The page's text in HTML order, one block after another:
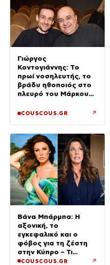
Γιώργος
Κοντογιάννης: Το
πρωί νοσηλευτής, το
βράδυ ηθοποιός στο
πλευρό του Μάρκου
COUSCOUS.GR ↗
Βάνα Μπάρμπα: Η
αξονική, το
εγκεφαλικό και ο
φόβος για τη ζέστη
στην Κύπρο – Τι
τρέμουν οι γιατροί για
COUSCOUS.GR ↗